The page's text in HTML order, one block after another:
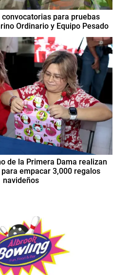
convocatorias para pruebas
Ordinario y Equipo Pesado
de la Primera Dama realizan
empacar 3,000 regalos
navideños